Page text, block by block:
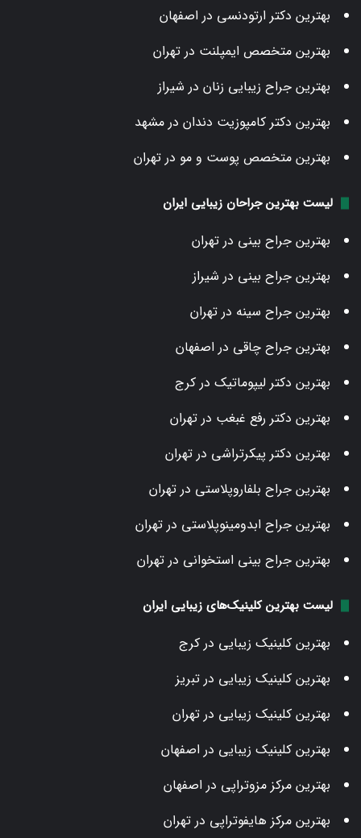
بهترین دکتر ارتودنسی در اصفهان
بهترین متخصص ایمپلنت در تهران
بهترین جراح زیبایی زنان در شیراز
بهترین دکتر کامپوزیت دندان در مشهد
بهترین متخصص پوست و مو در تهران
لیست بهترین جراحان زیبایی ایران
بهترین جراح بینی در تهران
بهترین جراح بینی در شیراز
بهترین جراح سینه در تهران
بهترین جراح چاقی در اصفهان
بهترین دکتر لیپوماتیک در کرج
بهترین دکتر رفع غبغب در تهران
بهترین دکتر پیکرتراشی در تهران
بهترین جراح بلفاروپلاستی در تهران
بهترین جراح ابدومینوپلاستی در تهران
بهترین جراح بینی استخوانی در تهران
لیست بهترین کلینیک‌های زیبایی ایران
بهترین کلینیک زیبایی در کرج
بهترین کلینیک زیبایی در تبریز
بهترین کلینیک زیبایی در تهران
بهترین کلینیک زیبایی در اصفهان
بهترین مرکز مزوتراپی در اصفهان
بهترین مرکز هایفوتراپی در تهران